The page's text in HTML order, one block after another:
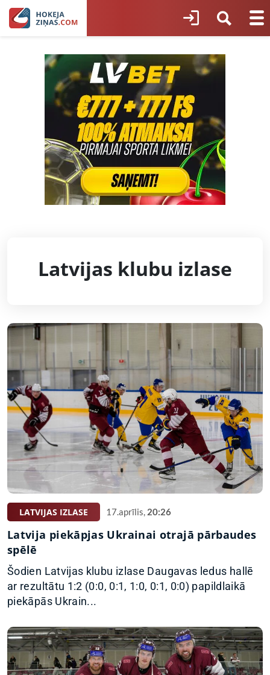
Latvijas klubu izlase
LATVIJAS IZLASE 17.aprīlis, 20:26
Latvija piekāpjas Ukrainai otrajā pārbaudes
spēlē
Šodien Latvijas klubu izlase Daugavas ledus hallē
ar rezultātu 1:2 (0:0, 0:1, 1:0, 0:1, 0:0) papildlaikā
piekāpās Ukrain...